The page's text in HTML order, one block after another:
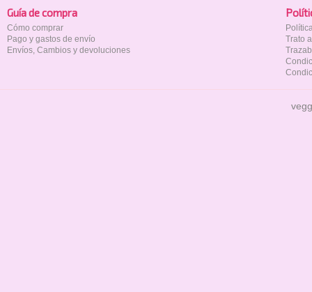
Guía de compra
Cómo comprar
Pago y gastos de envío
Envíos, Cambios y devoluciones
Trato